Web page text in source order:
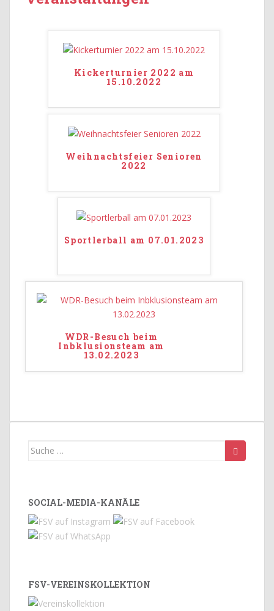
Kickerturnier 2022 am
15.10.2022
Weihnachtsfeier Senioren
2022
Sportlerball am 07.01.2023
WDR-Besuch beim
Inbklusionsteam am
13.02.2023
Suche
SOCIAL-MEDIA-KANÄLE
FSV-VEREINSKOLLEKTION